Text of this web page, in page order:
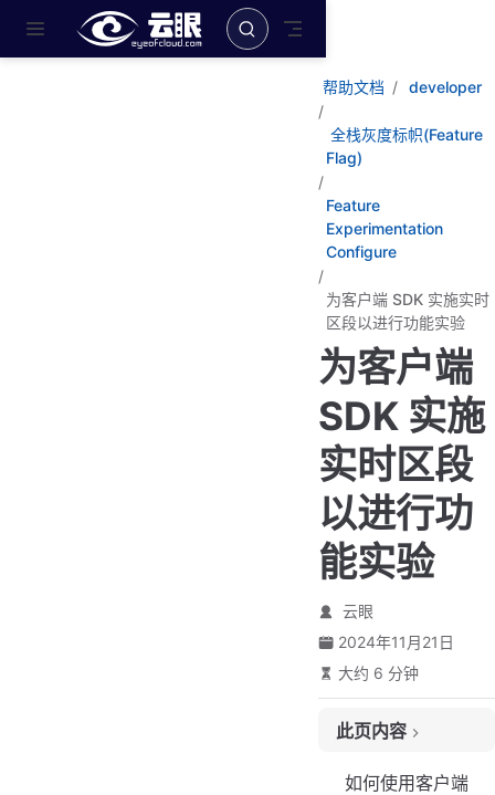
跳至主要內容
帮助文档 developer
全栈灰度标帜(Feature
Flag)
Feature
Experimentation
Configure
为客户端 SDK 实施实时
区段以进行功能实验
为客户端
SDK 实施
实时区段
以进行功
能实验
云眼
2024年11月21日
大约 6 分钟
此页内容
如何使用客户端